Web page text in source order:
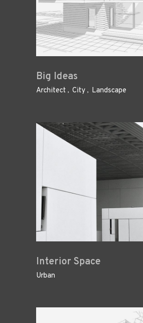
Big Ideas
Architect City Landscape
Interior Space
Urban